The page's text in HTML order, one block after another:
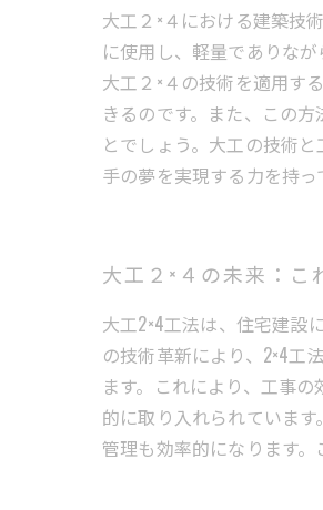
大工２×４における建築技
に使用し、軽量でありな
大工２×４の技術を適用す
きるのです。また、この
とでしょう。大工の技術
手の夢を実現する力を持っ
大工２×４の未来：こ
大工2×4工法は、住宅建設
の技術革新により、2×4工
ます。これにより、工事
的に取り入れられていま
管理も効率的になります